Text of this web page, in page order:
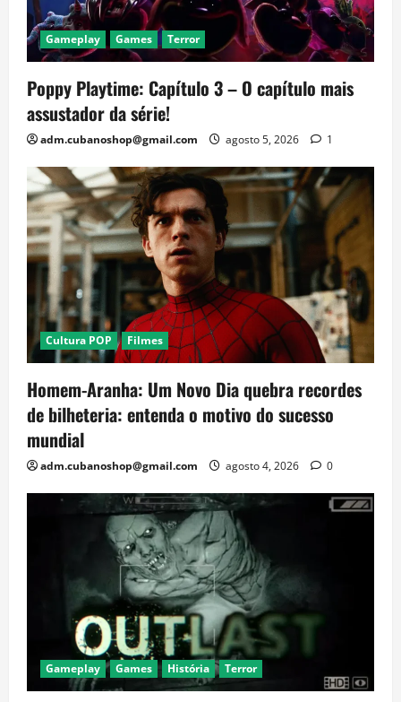
Gameplay Games Terror
Poppy Playtime: Capítulo 3 – O capítulo mais
assustador da série!
adm.cubanoshop@gmail.com agosto 5, 2026 1
Cultura POP Filmes
Homem-Aranha: Um Novo Dia quebra recordes
de bilheteria: entenda o motivo do sucesso
mundial
adm.cubanoshop@gmail.com agosto 4, 2026 0
Gameplay Games História Terror